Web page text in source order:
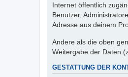
Internet öffentlich
Benutzer,
Adresse aus deinem
Andere als die oben
Weitergabe der Daten
GESTATTUNG DER